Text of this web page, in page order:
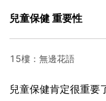
兒童保健 重要性
15樓：無邊花語
兒童保健肯定很重要